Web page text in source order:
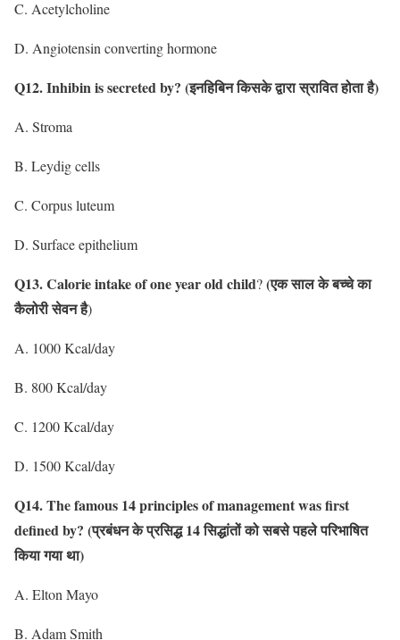
C. Acetylcholine
D. Angiotensin converting hormone
Q12. Inhibin is secreted by? (इनहिबिन किसके द्वारा स्रावित होता है)
A. Stroma
B. Leydig cells
C. Corpus luteum
D. Surface epithelium
Q13. Calorie intake of one year old child?(एक साल के बच्चे का
कैलोरी सेवन है)
A. 1000 Kcal/day
B. 800 Kcal/day
C. 1200 Kcal/day
D. 1500 Kcal/day
Q14. The famous 14 principles of management was first
defined by? (प्रबंधन के प्रसिद्ध 14 सिद्धांतों को सबसे पहले परिभाषित
किया गया था)
A. Elton Mayo
B. Adam Smith